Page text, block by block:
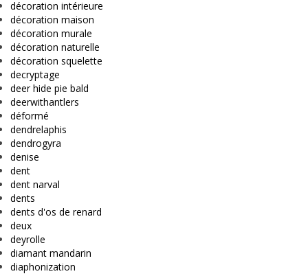
décoration intérieure
décoration maison
décoration murale
décoration naturelle
décoration squelette
decryptage
deer hide pie bald
deerwithantlers
déformé
dendrelaphis
dendrogyra
denise
dent
dent narval
dents
dents d'os de renard
deux
deyrolle
diamant mandarin
diaphonization